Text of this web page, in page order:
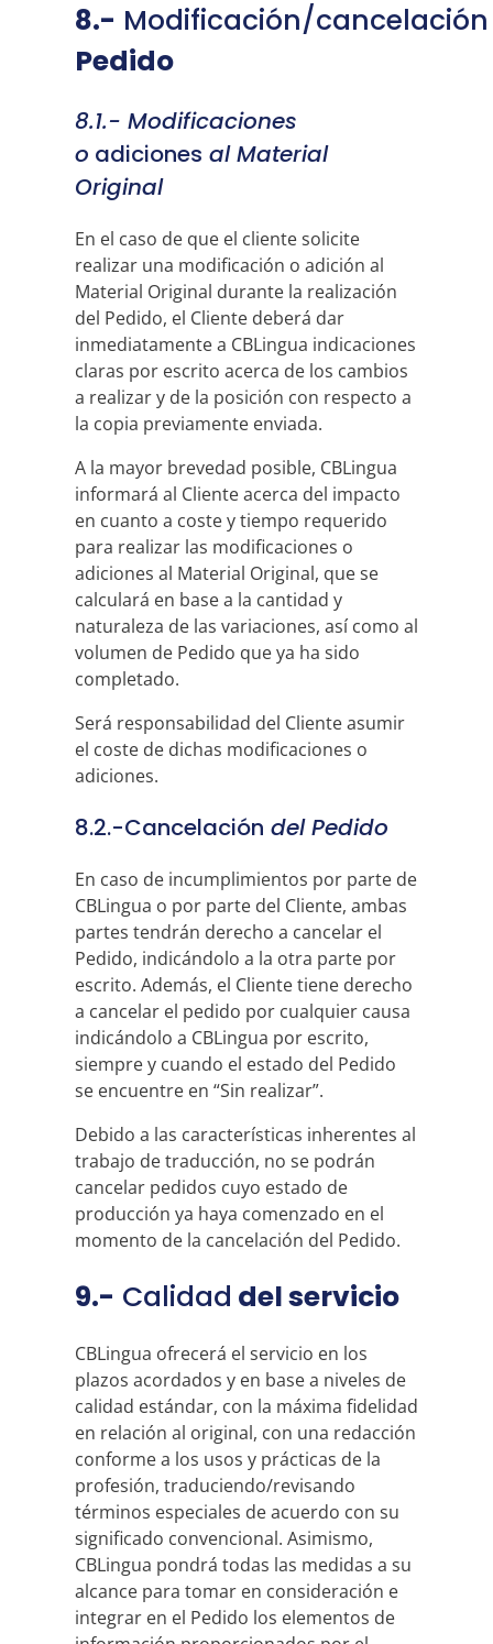
8.- Modificación/cancelación
Pedido
8.1.- Modificaciones
o adiciones al Material
Original
En el caso de que el cliente solicite
realizar una modificación o adición al
Material Original durante la realización
del Pedido, el Cliente deberá dar
inmediatamente a CBLingua indicaciones
claras por escrito acerca de los cambios
a realizar y de la posición con respecto a
la copia previamente enviada.
A la mayor brevedad posible, CBLingua
informará al Cliente acerca del impacto
en cuanto a coste y tiempo requerido
para realizar las modificaciones o
adiciones al Material Original, que se
calculará en base a la cantidad y
naturaleza de las variaciones, así como al
volumen de Pedido que ya ha sido
completado.
Será responsabilidad del Cliente asumir
el coste de dichas modificaciones o
adiciones.
8.2.-Cancelación del Pedido
En caso de incumplimientos por parte de
CBLingua o por parte del Cliente, ambas
partes tendrán derecho a cancelar el
Pedido, indicándolo a la otra parte por
escrito. Además, el Cliente tiene derecho
a cancelar el pedido por cualquier causa
indicándolo a CBLingua por escrito,
siempre y cuando el estado del Pedido
se encuentre en “Sin realizar”.
Debido a las características inherentes al
trabajo de traducción, no se podrán
cancelar pedidos cuyo estado de
producción ya haya comenzado en el
momento de la cancelación del Pedido.
9.- Calidad del servicio
CBLingua ofrecerá el servicio en los
plazos acordados y en base a niveles de
calidad estándar, con la máxima fidelidad
en relación al original, con una redacción
conforme a los usos y prácticas de la
profesión, traduciendo/revisando
términos especiales de acuerdo con su
significado convencional. Asimismo,
CBLingua pondrá todas las medidas a su
alcance para tomar en consideración e
integrar en el Pedido los elementos de